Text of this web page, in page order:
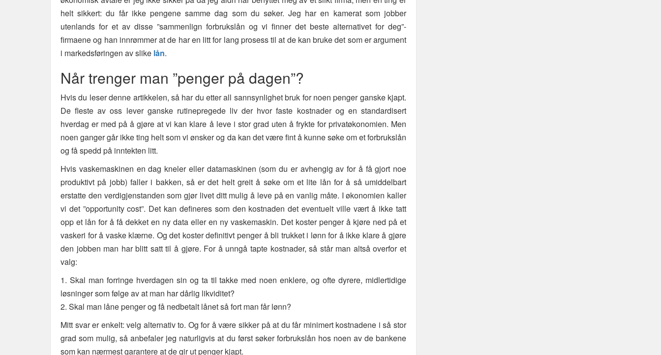
helt sikkert: du får ikke pengene samme dag som du søker. Jeg har en kamerat som jobber
utenlands for et av disse ”sammenlign forbrukslån og vi finner det beste alternativet for deg”-
firmaene og han innrømmer at de har en litt for lang prosess til at de kan bruke det som er argument
i markedsføringen av slike lån.
Når trenger man ”penger på dagen”?
Hvis du leser denne artikkelen, så har du etter all sannsynlighet bruk for noen penger ganske kjapt.
De fleste av oss lever ganske rutinepregede liv der hvor faste kostnader og en standardisert
hverdag er med på å gjøre at vi kan klare å leve i stor grad uten å frykte for privatøkonomien. Men
noen ganger går ikke ting helt som vi ønsker og da kan det være fint å kunne søke om et forbrukslån
og få spedd på inntekten litt.
Hvis vaskemaskinen en dag kneler eller datamaskinen (som du er avhengig av for å få gjort noe
produktivt på jobb) faller i bakken, så er det helt greit å søke om et lite lån for å så umiddelbart
erstatte den verdigjenstanden som gjør livet ditt mulig å leve på en vanlig måte. I økonomien kaller
vi det ”opportunity cost”. Det kan defineres som den kostnaden det eventuelt ville vært å ikke tatt
opp et lån for å få dekket en ny data eller en ny vaskemaskin. Det koster penger å kjøre ned på et
vaskeri for å vaske klærne. Og det koster definitivt penger å bli trukket i lønn for å ikke klare å gjøre
den jobben man har blitt satt til å gjøre. For å unngå tapte kostnader, så står man altså overfor et
valg:
1. Skal man forringe hverdagen sin og ta til takke med noen enklere, og ofte dyrere, midlertidige
løsninger som følge av at man har dårlig likviditet?
2. Skal man låne penger og få nedbetalt lånet så fort man får lønn?
Mitt svar er enkelt: velg alternativ to. Og for å være sikker på at du får minimert kostnadene i så stor
grad som mulig, så anbefaler jeg naturligvis at du først søker forbrukslån hos noen av de bankene
som kan nærmest garantere at de gir ut penger kjapt.